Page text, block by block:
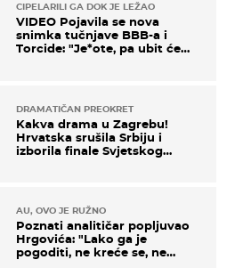
CIPELARILI GA DOK JE LEŽAO
VIDEO Pojavila se nova
snimka tučnjave BBB-a i
Torcide: "Je*ote, pa ubit će
DRAMATIČAN PREOKRET
Kakva drama u Zagrebu!
Hrvatska srušila Srbiju i
izborila finale Svjetskog
AU, OVO JE RUŽNO
Poznati analitičar popljuvao
Hrgovića: "Lako ga je
pogoditi, ne kreće se, ne